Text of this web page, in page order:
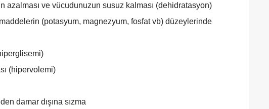
azalması ve vücudunuzun susuz kalması (dehidratasyon)
(potasyum, magnezyum, fosfat vb) düzeylerinde
(hipervolemi)
damar dışına sızma